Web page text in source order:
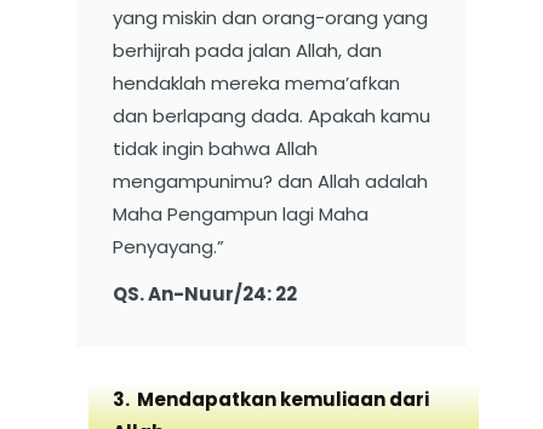
yang miskin dan orang-orang yang
berhijrah pada jalan Allah, dan
hendaklah mereka mema’afkan
dan berlapang dada. Apakah kamu
tidak ingin bahwa Allah
mengampunimu? dan Allah adalah
Maha Pengampun lagi Maha
Penyayang.”
QS. An-Nuur/24: 22
3. Mendapatkan kemuliaan dari